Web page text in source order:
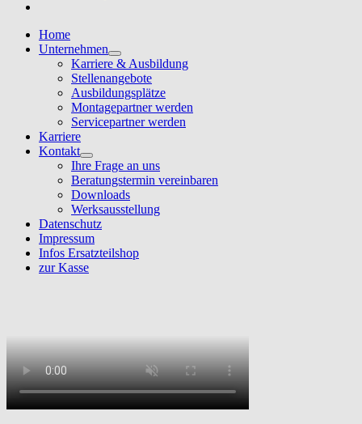
Home
Unternehmen
Karriere & Ausbildung
Stellenangebote
Ausbildungsplätze
Montagepartner werden
Servicepartner werden
Karriere
Kontakt
Ihre Frage an uns
Beratungstermin vereinbaren
Downloads
Werksausstellung
Datenschutz
Impressum
Infos Ersatzteilshop
zur Kasse